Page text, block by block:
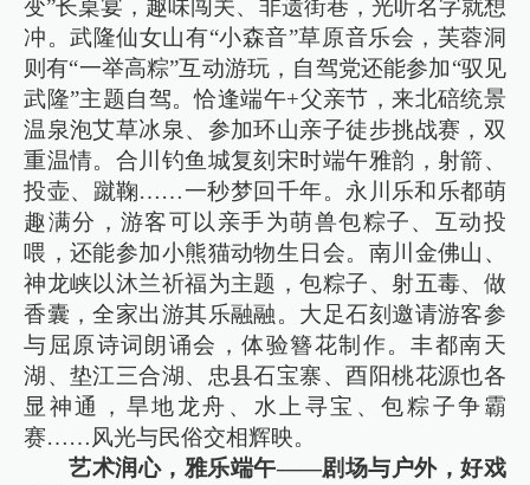
变”长桌宴，趣味闯关、非遗街巷，光听名字就想
冲。武隆仙女山有“小森音”草原音乐会，芙蓉洞
则有“一举高粽”互动游玩，自驾党还能参加“驭见
武隆”主题自驾。恰逢端午+父亲节，来北碚统景
温泉泡艾草冰泉、参加环山亲子徒步挑战赛，双
重温情。合川钓鱼城复刻宋时端午雅韵，射箭、
投壶、蹴鞠……一秒梦回千年。永川乐和乐都萌
趣满分，游客可以亲手为萌兽包粽子、互动投
喂，还能参加小熊猫动物生日会。南川金佛山、
神龙峡以沐兰祈福为主题，包粽子、射五毒、做
香囊，全家出游其乐融融。大足石刻邀请游客参
与屈原诗词朗诵会，体验簪花制作。丰都南天
湖、垫江三合湖、忠县石宝寨、酉阳桃花源也各
显神通，旱地龙舟、水上寻宝、包粽子争霸
赛……风光与民俗交相辉映。
艺术润心，雅乐端午——剧场与户外，好戏